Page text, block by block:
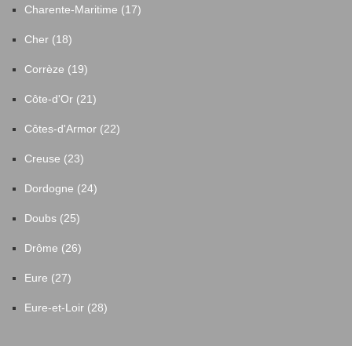
Charente-Maritime (17)
Cher (18)
Corrèze (19)
Côte-d'Or (21)
Côtes-d'Armor (22)
Creuse (23)
Dordogne (24)
Doubs (25)
Drôme (26)
Eure (27)
Eure-et-Loir (28)